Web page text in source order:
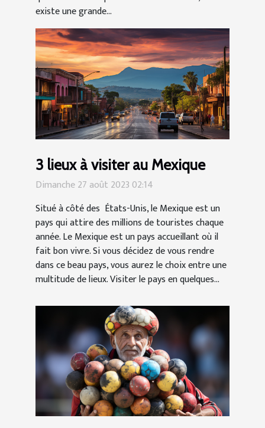
existe une grande...
3 lieux à visiter au Mexique
Dimanche 27 août 2023 02:14
Situé à côté des États-Unis, le Mexique est un
pays qui attire des millions de touristes chaque
année. Le Mexique est un pays accueillant où il
fait bon vivre. Si vous décidez de vous rendre
dans ce beau pays, vous aurez le choix entre une
multitude de lieux. Visiter le pays en quelques...